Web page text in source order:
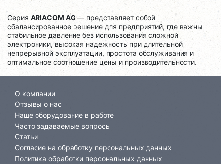
Серия ARIACOM AG— представляет собой
сбалансированное решение для предприятий, где важны
стабильное давление без использования сложной
электроники, высокая надежность при длительной
непрерывной эксплуатации, простота обслуживания и
оптимальное соотношение цены и производительности.
О компании
Отзывы о нас
Наше оборудование в работе
Часто задаваемые вопросы
Статьи
Согласие на обработку персональных данных
Политика обработки персональных данных